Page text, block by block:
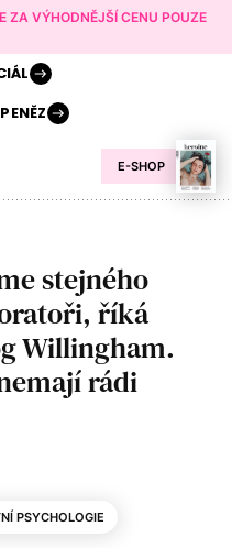
ZA VÝHODNĚJŠÍ CENU POUZE
E-SHOP
stejného
říká
Willingham.
rádi
PSYCHOLOGIE